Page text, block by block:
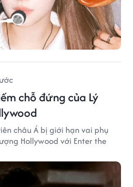
chỗ đứng của Lý
châu Á bị giới hạn vai phụ
Hollywood với Enter the